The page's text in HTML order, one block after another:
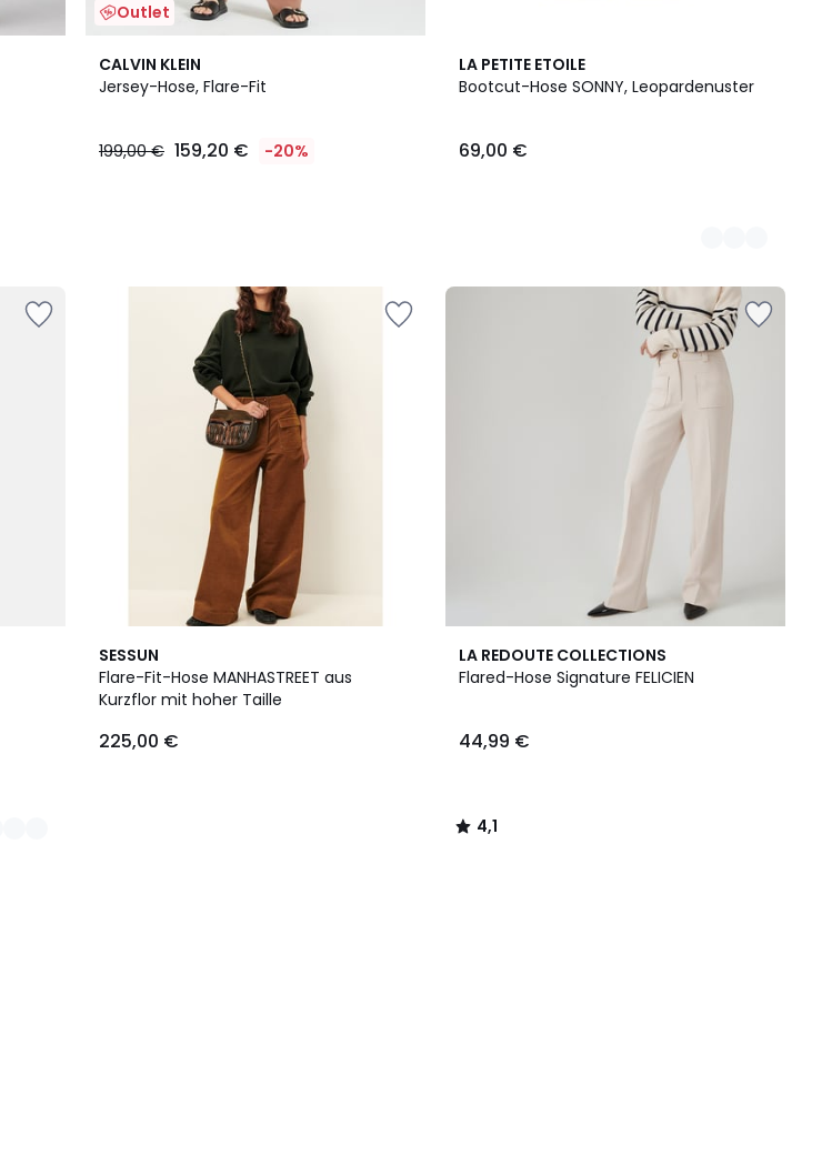
Outlet
CALVIN KLEIN
Jersey-Hose, Flare-Fit
199,00 € 159,20 € -20%
LA PETITE ETOILE
Bootcut-Hose SONNY, Leopardenuster
69,00 €
2
Farben
SESSUN
Flare-Fit-Hose MANHASTREET aus
Kurzflor mit hoher Taille
225,00 €
LA REDOUTE COLLECTIONS
Flared-Hose Signature FELICIEN
44,99 €
4,1
/ 5
4,1
/